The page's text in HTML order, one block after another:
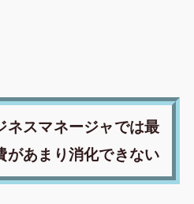
ネスマネージャでは最
があまり消化できない